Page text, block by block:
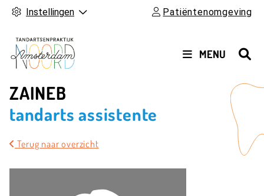
Instellingen Patiëntenomgeving
MENU
ZAINEB
tandarts assistente
Terug naar overzicht